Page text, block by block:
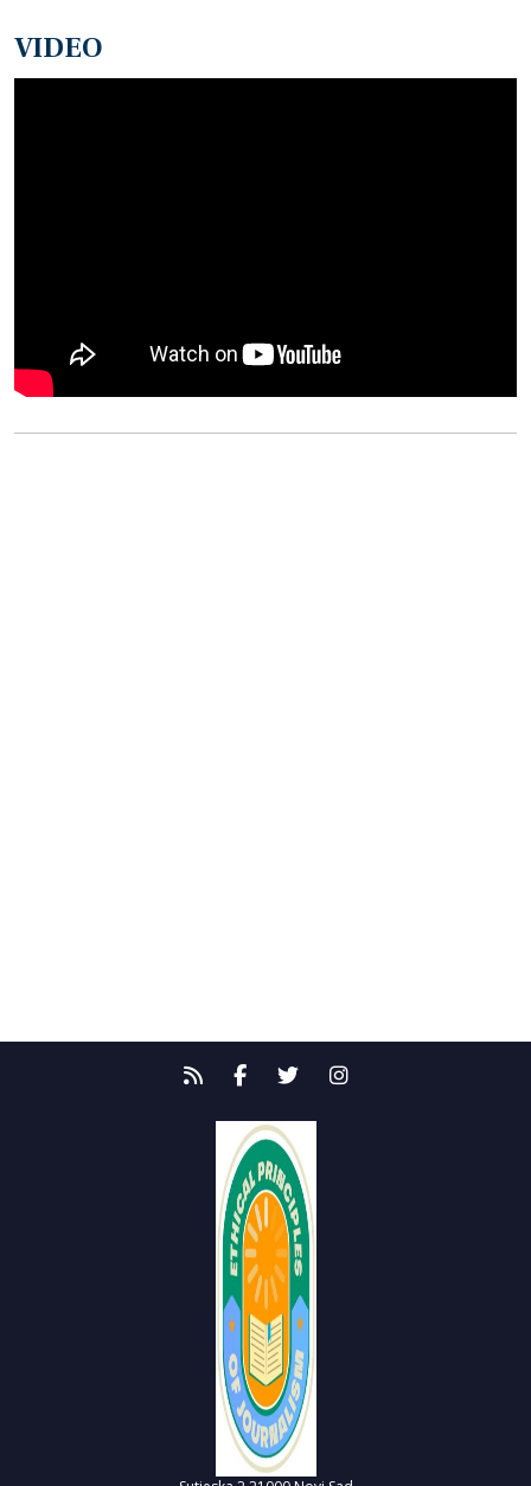
VIDEO